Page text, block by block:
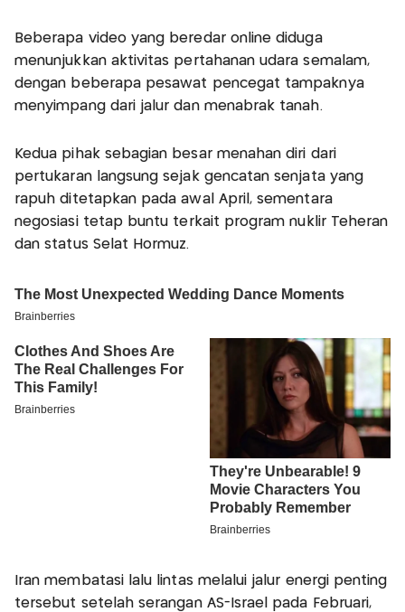
Beberapa video yang beredar online diduga
menunjukkan aktivitas pertahanan udara semalam,
dengan beberapa pesawat pencegat tampaknya
menyimpang dari jalur dan menabrak tanah.
Kedua pihak sebagian besar menahan diri dari
pertukaran langsung sejak gencatan senjata yang
rapuh ditetapkan pada awal April, sementara
negosiasi tetap buntu terkait program nuklir Teheran
dan status Selat Hormuz.
Iran membatasi lalu lintas melalui jalur energi penting
tersebut setelah serangan AS-Israel pada Februari,